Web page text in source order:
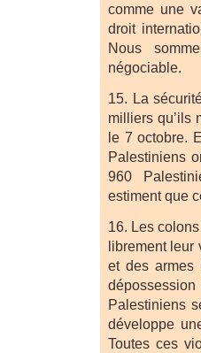
comme une
droit
Nous
négociable.
15. La
milliers qu’ils
le 7 octobre.
Palestiniens
960
estiment que
16. Les
librement leur
et des armes
Palestiniens
développe
Toutes ces